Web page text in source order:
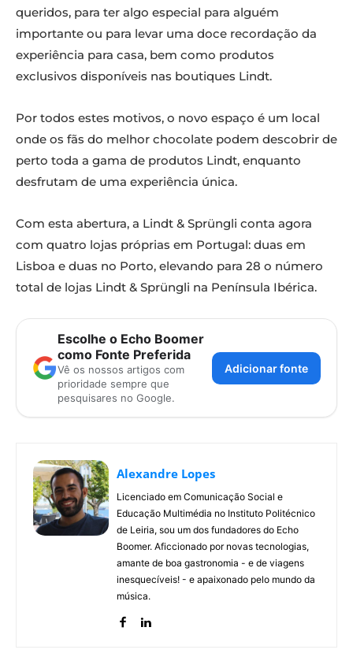
queridos, para ter algo especial para alguém
importante ou para levar uma doce recordação da
experiência para casa, bem como produtos
exclusivos disponíveis nas boutiques Lindt.
Por todos estes motivos, o novo espaço é um local
onde os fãs do melhor chocolate podem descobrir de
perto toda a gama de produtos Lindt, enquanto
desfrutam de uma experiência única.
Com esta abertura, a Lindt & Sprüngli conta agora
com quatro lojas próprias em Portugal: duas em
Lisboa e duas no Porto, elevando para 28 o número
total de lojas Lindt & Sprüngli na Península Ibérica.
Escolhe o Echo Boomer
como Fonte Preferida
Vê os nossos artigos com
prioridade sempre que
pesquisares no Google.
Adicionar fonte
Alexandre Lopes
Licenciado em Comunicação Social e
Educação Multimédia no Instituto Politécnico
de Leiria, sou um dos fundadores do Echo
Boomer. Aficcionado por novas tecnologias,
amante de boa gastronomia - e de viagens
inesquecíveis! - e apaixonado pelo mundo da
música.